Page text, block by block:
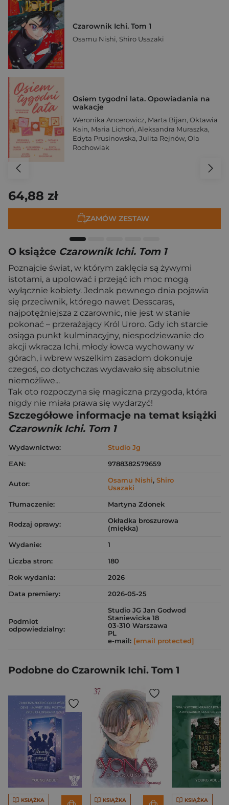
Czarownik Ichi. Tom 1
Osamu Nishi, Shiro Usazaki
Osiem tygodni lata. Opowiadania na
wakacje
Weronika Ancerowicz, Marta Bijan, Oktawia
Kain, Maria Lichoń, Aleksandra Muraszka,
Edyta Prusinowska, Julita Rejnów, Ola
Rochowiak
64,88 zł
ZAMÓW ZESTAW
O książce Czarownik Ichi. Tom 1
Poznajcie świat, w którym zaklęcia są żywymi
istotami, a upolować i przejąć ich moc mogą
wyłącznie kobiety. Jednak pewnego dnia pojawia
się przeciwnik, którego nawet Desscaras,
najpotężniejsza z czarownic, nie jest w stanie
pokonać – przerażający Król Uroro. Gdy ich starcie
osiąga punkt kulminacyjny, niespodziewanie do
akcji wkracza Ichi, młody łowca wychowany w
górach, i wbrew wszelkim zasadom dokonuje
czegoś, co dotychczas wydawało się absolutnie
niemożliwe...
Tak oto rozpoczyna się magiczna przygoda, która
nigdy nie miała prawa się wydarzyć!
Szczegółowe informacje na temat książki
Czarownik Ichi. Tom 1
Wydawnictwo:
Studio Jg
EAN:
9788382579659
Autor: Osamu Nishi, Shiro
Usazaki
Tłumaczenie:
Martyna Zdonek
Rodzaj oprawy:
Okładka broszurowa
(miękka)
Wydanie:
1
Liczba stron:
180
Rok wydania:
2026
Data premiery:
2026-05-25
Podmiot
odpowiedzialny:
Studio JG Jan Godwod
Staniewicka 18
03-310 Warszawa
PL
e-mail: [email protected]
Podobne do Czarownik Ichi. Tom 1
KSIĄŻKA KSIĄŻKA KSIĄŻKA